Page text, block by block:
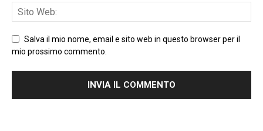
Salva il mio nome, email e sito web in questo browser per il
mio prossimo commento.